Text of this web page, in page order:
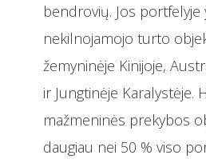
bendrovių. Jos portfelyje
nekilnojamojo turto
žemyninėje Kinijoje,
ir Jungtinėje Karalystėje.
mažmeninės prekybos
daugiau nei 50 % viso